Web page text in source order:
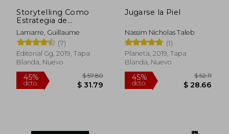
Storytelling Como
Estrategia de
Comunicación:
Herramientas
Narrativas Para
Comunicadores,
Creativos Y
Lamarre, Guillaume
(7)
Editorial Gg, 2019, Tapa
Blanda, Nuevo
Jugarse la Piel
Nassim Nicholas Taleb
(1)
Planeta, 2019, Tapa
Blanda, Nuevo